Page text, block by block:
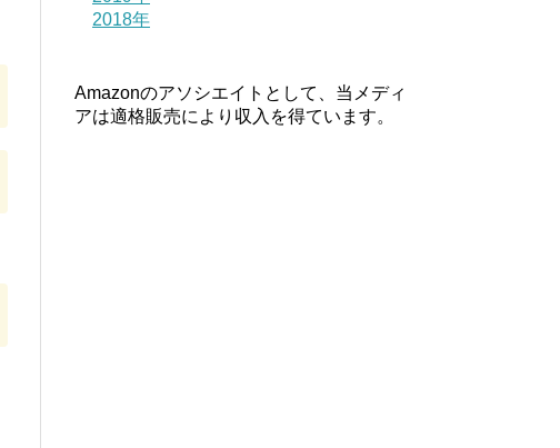
2018年
Amazonのアソシエイトとして、当メディ
アは適格販売により収入を得ています。